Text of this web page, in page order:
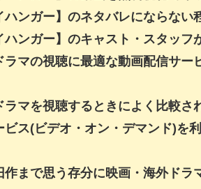
ンガー】のネタバレにならない
ンガー】のキャスト・スタッフ
ラマの視聴に最適な動画配信サー
マを視聴するときによく比較さ
ビス(ビデオ・オン・デマンド)を
作まで思う存分に映画・海外ドラ